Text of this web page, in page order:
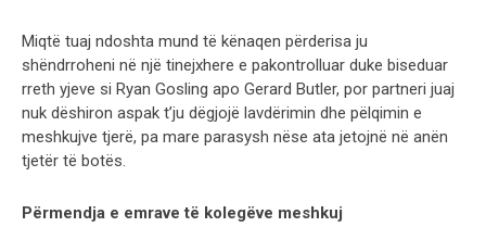
Miqtë tuaj ndoshta mund të kënaqen përderisa ju
shëndrroheni në një tinejxhere e pakontrolluar duke biseduar
rreth yjeve si Ryan Gosling apo Gerard Butler, por partneri juaj
nuk dëshiron aspak t’ju dëgjojë lavdërimin dhe pëlqimin e
meshkujve tjerë, pa mare parasysh nëse ata jetojnë në anën
tjetër të botës.
Përmendja e emrave të kolegëve meshkuj